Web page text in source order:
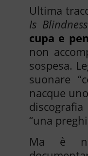
Ultima
Is
cupa e
non
sospesa.
suonare
nacque
“una
Ma è